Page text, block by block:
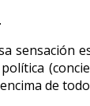
sensación
de